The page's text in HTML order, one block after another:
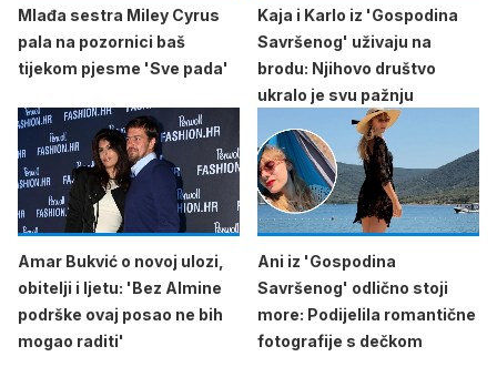
Mlađa sestra Miley Cyrus
pala na pozornici baš
tijekom pjesme 'Sve pada'
Kaja i Karlo iz 'Gospodina
Savršenog' uživaju na
brodu: Njihovo društvo
ukralo je svu pažnju
Amar Bukvić o novoj ulozi,
obitelji i ljetu: 'Bez Almine
podrške ovaj posao ne bih
mogao raditi'
Ani iz 'Gospodina
Savršenog' odlično stoji
more: Podijelila romantične
fotografije s dečkom